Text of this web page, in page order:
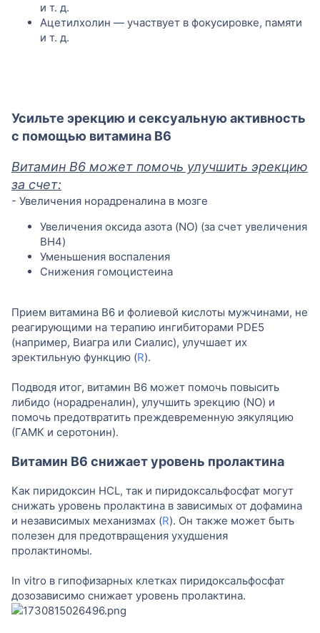
и т. д.
Ацетилхолин — участвует в фокусировке, памяти
и т. д.
Усильте эрекцию и сексуальную активность
с помощью витамина B6
Витамин B6 может помочь улучшить эрекцию
за счет:
- Увеличения норадреналина в мозге
Увеличения оксида азота (NO) (за счет увеличения
BH4)
Уменьшения воспаления
Снижения гомоцистеина
Прием витамина B6 и фолиевой кислоты мужчинами, не
реагирующими на терапию ингибиторами PDE5
(например, Виагра или Сиалис), улучшает их
эректильную функцию (R).
Подводя итог, витамин B6 может помочь повысить
либидо (норадреналин), улучшить эрекцию (NO) и
помочь предотвратить преждевременную эякуляцию
(ГАМК и серотонин).
Витамин B6 снижает уровень пролактина
Как пиридоксин HCL, так и пиридоксальфосфат могут
снижать уровень пролактина в зависимых от дофамина
и независимых механизмах (R). Он также может быть
полезен для предотвращения ухудшения
пролактиномы.
In vitro в гипофизарных клетках пиридоксальфосфат
дозозависимо снижает уровень пролактина.